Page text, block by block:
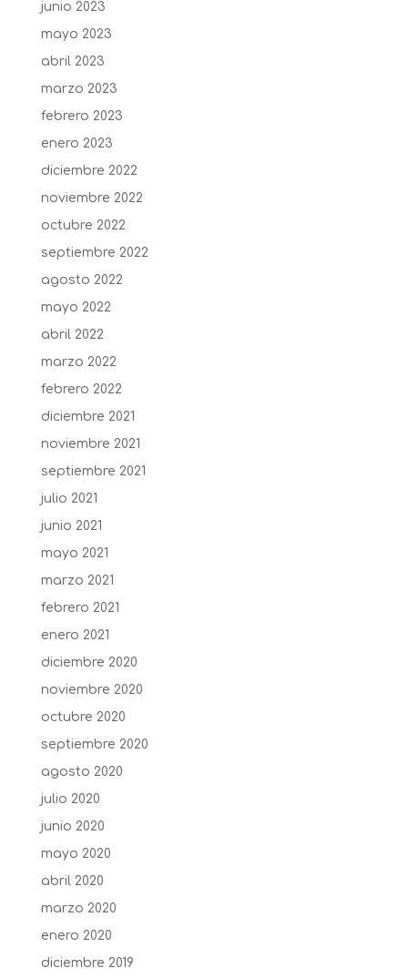
junio 2023
mayo 2023
abril 2023
marzo 2023
febrero 2023
enero 2023
diciembre 2022
noviembre 2022
octubre 2022
septiembre 2022
agosto 2022
mayo 2022
abril 2022
marzo 2022
febrero 2022
diciembre 2021
noviembre 2021
septiembre 2021
julio 2021
junio 2021
mayo 2021
marzo 2021
febrero 2021
enero 2021
diciembre 2020
noviembre 2020
octubre 2020
septiembre 2020
agosto 2020
julio 2020
junio 2020
mayo 2020
abril 2020
marzo 2020
enero 2020
diciembre 2019